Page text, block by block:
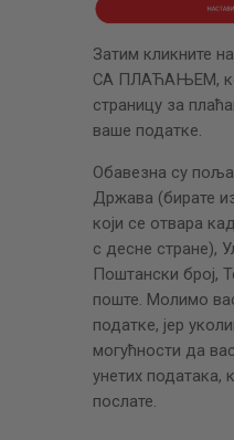
Затим кликните
СА ПЛАЋАЊЕМ,
страницу за
ваше податке.
Обавезна су
Држава (бирате
који се отвара
с десне стране),
Поштански број,
поште. Молимо
податке, јер
могућности да
унетих података,
послате.